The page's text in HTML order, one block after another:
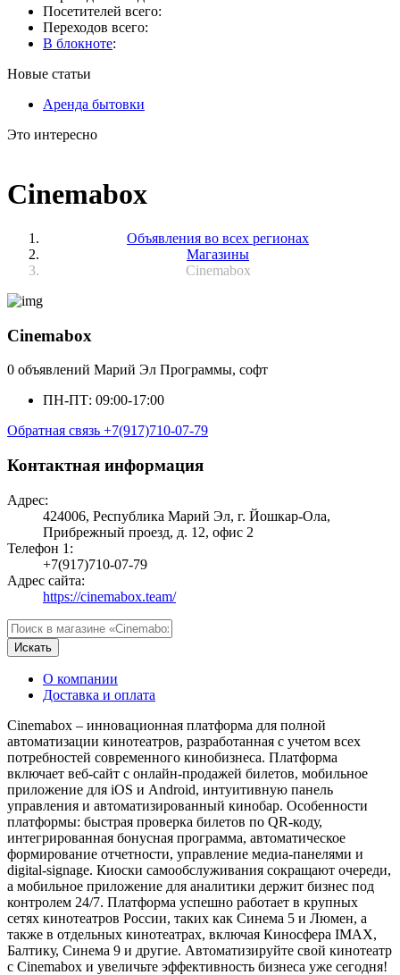
Посетителей всего:
Переходов всего:
В блокноте:
Новые статьи
Аренда бытовки
Это интересно
Cinemabox
Объявления во всех регионах
Магазины
Cinemabox
Cinemabox
0 объявлений Марий Эл Программы, софт
ПН-ПТ: 09:00-17:00
Обратная связь +7(917)710-07-79
Контактная информация
Адрес:
424006, Республика Марий Эл, г. Йошкар-Ола,
Прибрежный проезд, д. 12, офис 2
Телефон 1:
+7(917)710-07-79
Адрес сайта:
https://cinemabox.team/
Искать
О компании
Доставка и оплата
Cinemabox – инновационная платформа для полной
автоматизации кинотеатров, разработанная с учетом всех
потребностей современного кинобизнеса. Платформа
включает веб-сайт с онлайн-продажей билетов, мобильное
приложение для iOS и Android, интуитивную панель
управления и автоматизированный кинобар. Особенности
платформы: быстрая проверка билетов по QR-коду,
интегрированная бонусная программа, автоматическое
формирование отчетности, управление медиа-панелями и
digital-signage. Киоски самообслуживания сокращают очереди,
а мобильное приложение для аналитики держит бизнес под
контролем 24/7. Платформа успешно работает в крупных
сетях кинотеатров России, таких как Синема 5 и Люмен, а
также в отдельных кинотеатрах, включая Киносфера IMAX,
Балтику, Синема 9 и другие. Автоматизируйте свой кинотеатр
с Cinemabox и увеличьте эффективность бизнеса уже сегодня!